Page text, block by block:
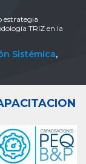
estrategia
TRIZ en la
Sistémica,